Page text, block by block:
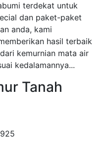
terdekat untuk
dan paket-paket
anda, kami
hasil terbaik
kemurnian mata air
kedalamannya...
Tanah